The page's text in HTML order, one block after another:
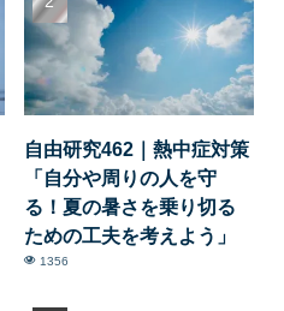
自由研究462｜熱中症対策
「自分や周りの人を守
る！夏の暑さを乗り切る
ための工夫を考えよう」
1356